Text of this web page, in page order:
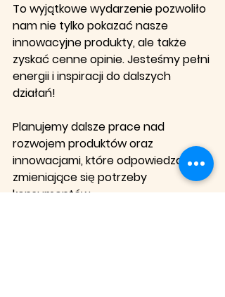
To wyjątkowe wydarzenie pozwoliło
nam nie tylko pokazać nasze
innowacyjne produkty, ale także
zyskać cenne opinie. Jesteśmy pełni
energii i inspiracji do dalszych
działań!
Planujemy dalsze prace nad
rozwojem produktów oraz
innowacjami, które odpowiedzą na
zmieniające się potrzeby
konsumentów.